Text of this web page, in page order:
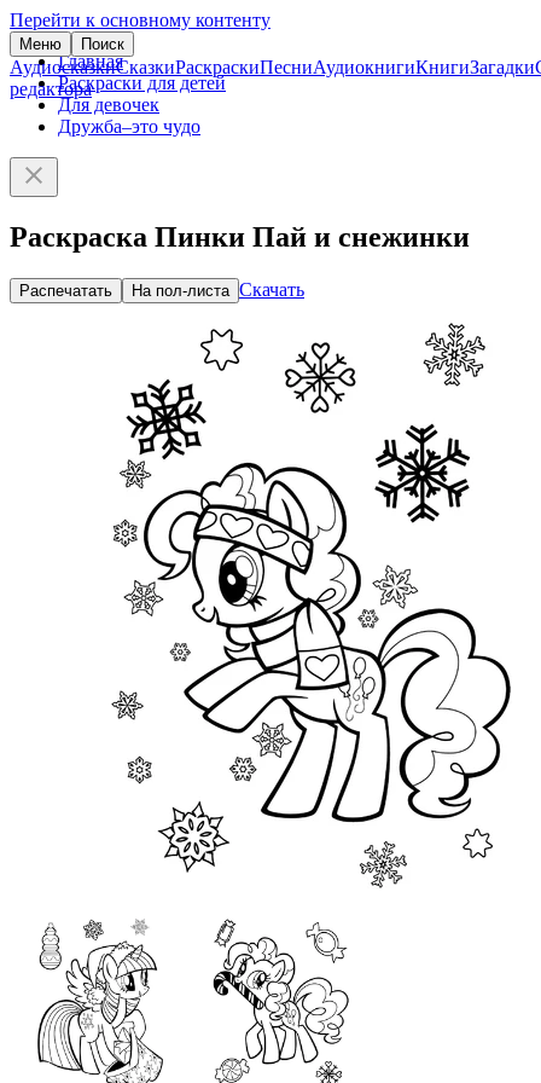
Перейти к основному контенту
Меню Поиск
АудиосказкиСказкиРаскраскиПесниАудиокнигиКнигиЗагадки
редактора
Главная
Раскраски для детей
Для девочек
Дружба–это чудо
Раскраска Пинки Пай и снежинки
Распечатать На пол-листа Скачать